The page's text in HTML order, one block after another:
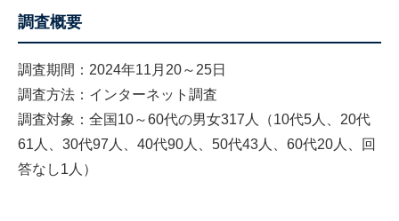
調査概要
調査期間：2024年11月20～25日
調査方法：インターネット調査
調査対象：全国10～60代の男女317人（10代5人、20代
61人、30代97人、40代90人、50代43人、60代20人、回
答なし1人）